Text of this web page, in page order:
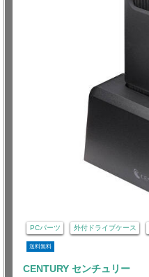
PCパーツ 外付ドライブケース
送料無料
CENTURY センチュリー